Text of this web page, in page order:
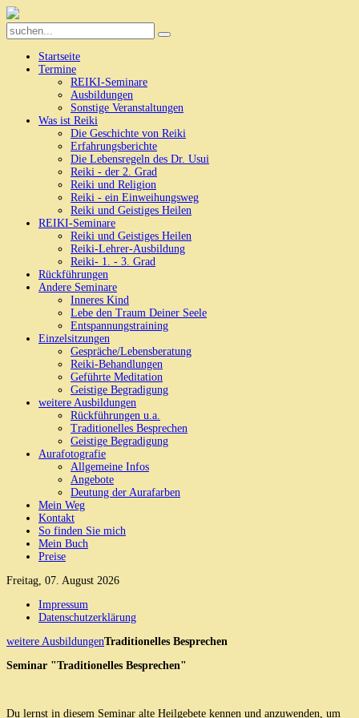
Startseite
Termine
REIKI-Seminare
Ausbildungen
Sonstige Veranstaltungen
Was ist Reiki
Die Geschichte von Reiki
Erfahrungsberichte
Die Lebensregeln des Dr. Usui
Reiki - der 2. Grad
Reiki und Religion
Reiki - ein Einweihungsweg
Reiki und Geistiges Heilen
REIKI-Seminare
Reiki und Geistiges Heilen
Reiki-Lehrer-Ausbildung
Reiki- 1. - 3. Grad
Rückführungen
Andere Seminare
Inneres Kind
Lebe den Traum Deiner Seele
Entspannungstraining
Einzelsitzungen
Gespräche/Lebensberatung
Reiki-Behandlungen
Geführte Meditation
Geistige Begradigung
weitere Ausbildungen
Rückführungen u.a.
Traditionelles Besprechen
Geistige Begradigung
Aurafotografie
Allgemeine Infos
Angebote
Deutung der Aurafarben
Mein Weg
Kontakt
So finden Sie mich
Mein Buch
Preise
Freitag, 07. August 2026
Impressum
Datenschutzerklärung
weitere AusbildungenTraditionelles Besprechen
Seminar "Traditionelles Besprechen"
Du lernst in diesem Seminar alte Heilgebete kennen und anzuwenden, um